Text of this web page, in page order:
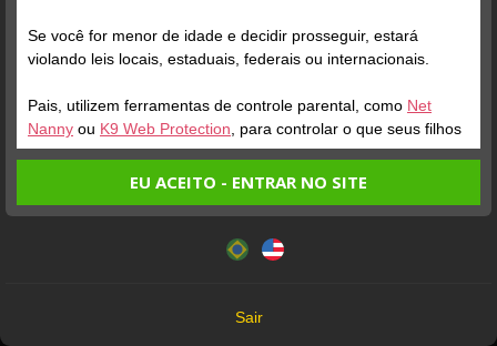
Verifique sua conta Verifique sua conta
1
Este website utiliza cookies e tecnologias semelhantes de
Política de Privacidade
você concorda com estes termos.
Se você for menor de idade e decidir prosseguir, estará
violando leis locais, estaduais, federais ou internacionais.
Pais, utilizem ferramentas de controle parental, como Net
Nanny ou K9 Web Protection, para controlar o que seus filhos
veem.
fatos:
Tenho ao menos 18 anos de idade e sou maior de idade
EU ACEITO - ENTRAR NO SITE
Sair